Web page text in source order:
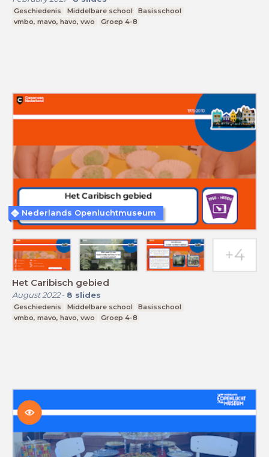
Geschiedenis Middelbare school
Basisschool
vmbo, mavo, havo, vwo
Groep 4-8
Het Caribisch gebied
August 2022- 8 slides
Geschiedenis Middelbare school
Basisschool
vmbo, mavo, havo, vwo
Groep 4-8
Nederlands Openluchtmuseum